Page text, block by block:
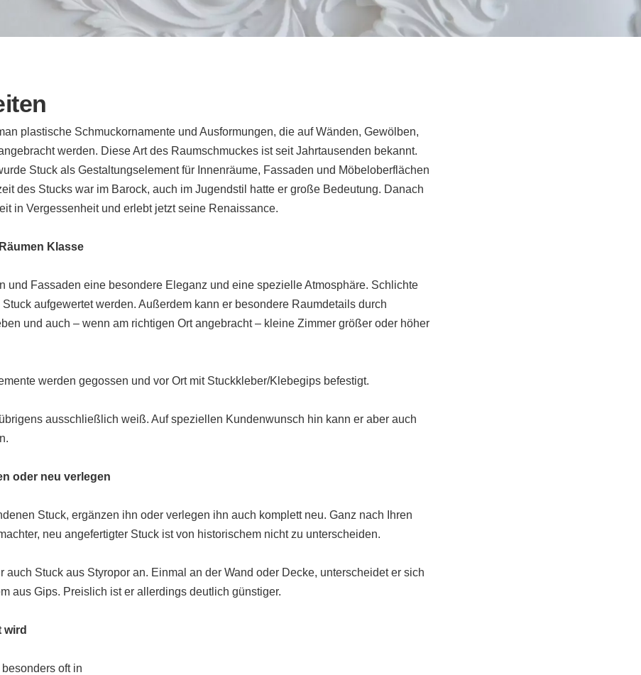
plastische Schmuckornamente und Ausformungen, die auf Wänden, Gewölben,
werden. Diese Art des Raumschmuckes ist seit Jahrtausenden bekannt.
Stuck als Gestaltungselement für Innenräume, Fassaden und Möbeloberflächen
des Stucks war im Barock, auch im Jugendstil hatte er große Bedeutung. Danach
in Vergessenheit und erlebt jetzt seine Renaissance.
Klasse
und Fassaden eine besondere Eleganz und eine spezielle Atmosphäre. Schlichte
aufgewertet werden. Außerdem kann er besondere Raumdetails durch
und auch – wenn am richtigen Ort angebracht – kleine Zimmer größer oder höher
werden gegossen und vor Ort mit Stuckkleber/Klebegips befestigt.
ausschließlich weiß. Auf speziellen Kundenwunsch hin kann er aber auch
oder neu verlegen
Stuck, ergänzen ihn oder verlegen ihn auch komplett neu. Ganz nach Ihren
neu angefertigter Stuck ist von historischem nicht zu unterscheiden.
auch Stuck aus Styropor an. Einmal an der Wand oder Decke, unterscheidet er sich
aus Gips. Preislich ist er allerdings deutlich günstiger.
wird
oft in